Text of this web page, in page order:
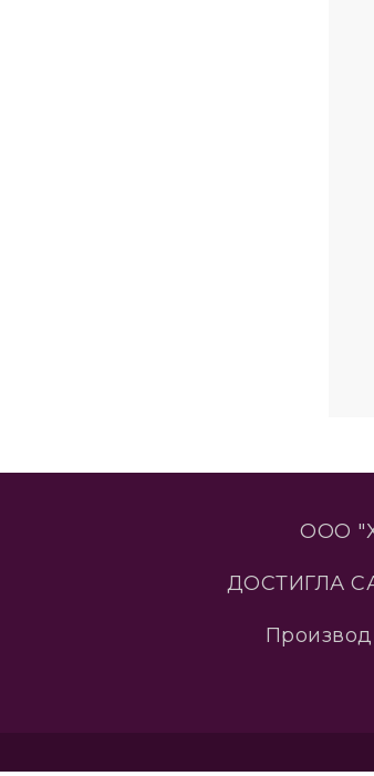
ООО
ДОСТИГЛА